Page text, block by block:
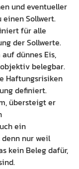
und eventueller
Sollwert.
für alle
der Sollwerte.
dünnes Eis,
belegbar.
Haftungsrisiken
definiert.
übersteigt er
ein
nur weil
kein Beleg dafür,